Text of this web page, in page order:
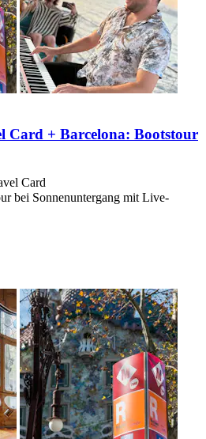
Card + Barcelona: Bootstour
Card
bei Sonnenuntergang mit Live-